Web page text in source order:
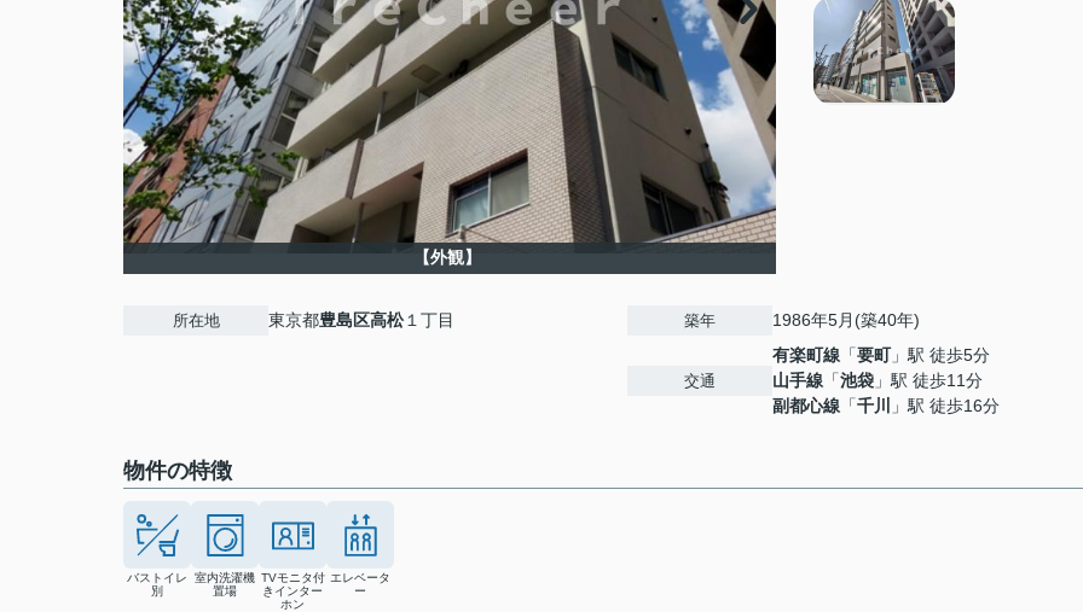
【外観】
所在地 東京都豊島区高松１丁目 築年 1986年5月(築40年)
交通
有楽町線 「要町」駅 徒歩5分
山手線 「池袋 」駅 徒歩11分
副都心線 「千川 」駅 徒歩16分
物件の特徴
バストイレ
別
室内洗濯機
置場
TVモニタ付
きインター
ホン
エレベータ
ー